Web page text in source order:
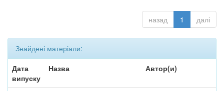
назад 1 далі
Знайдені матеріали:
Дата
випуску
Назва Автор(и)